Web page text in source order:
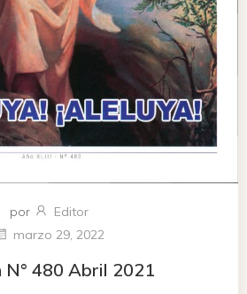
por
Editor
marzo 29, 2022
N° 480 Abril 2021